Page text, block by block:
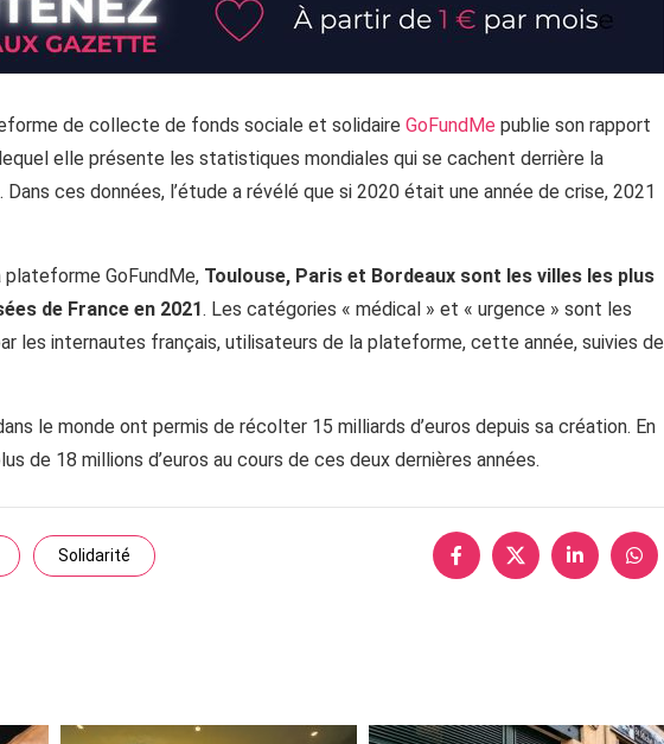
de collecte de fonds sociale et solidaire GoFundMe publie son rapport
elle présente les statistiques mondiales qui se cachent derrière la
ces données, l’étude a révélé que si 2020 était une année de crise, 2021
plateforme GoFundMe, Toulouse, Paris et Bordeaux sont les villes les plus
de France en 2021. Les catégories « médical » et « urgence » sont les
les internautes français, utilisateurs de la plateforme, cette année, suivies de
le monde ont permis de récolter 15 milliards d’euros depuis sa création. En
de 18 millions d’euros au cours de ces deux dernières années.
Solidarité